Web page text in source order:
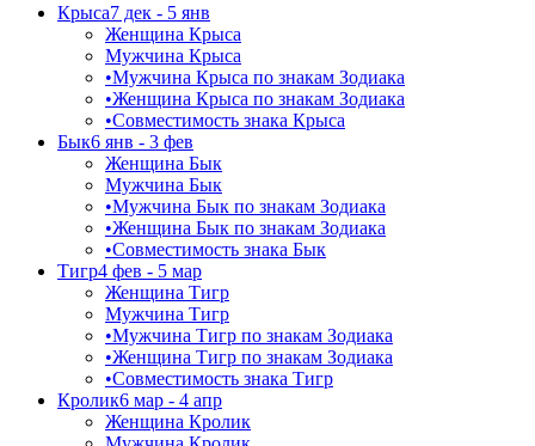
Крыса7 дек - 5 янв
Женщина Крыса
Мужчина Крыса
•Мужчина Крыса по знакам Зодиака
•Женщина Крыса по знакам Зодиака
•Совместимость знака Крыса
Бык6 янв - 3 фев
Женщина Бык
Мужчина Бык
•Мужчина Бык по знакам Зодиака
•Женщина Бык по знакам Зодиака
•Совместимость знака Бык
Тигр4 фев - 5 мар
Женщина Тигр
Мужчина Тигр
•Мужчина Тигр по знакам Зодиака
•Женщина Тигр по знакам Зодиака
•Совместимость знака Тигр
Кролик6 мар - 4 апр
Женщина Кролик